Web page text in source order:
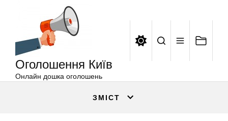
Оголошення Київ
Онлайн дошка оголошень
ЗМІСТ